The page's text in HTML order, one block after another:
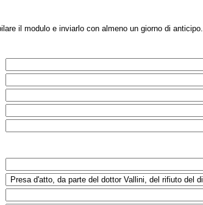
il modulo e inviarlo con almeno un giorno di anticipo.